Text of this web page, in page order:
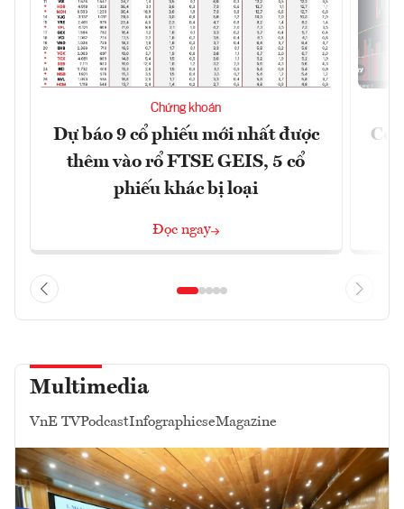
Chứng khoán
Dự báo 9 cổ phiếu mới nhất được
thêm vào rổ FTSE GEIS, 5 cổ
phiếu khác bị loại
Đọc ngay
Có
Multimedia
VnE TVPodcastInfographicseMagazine